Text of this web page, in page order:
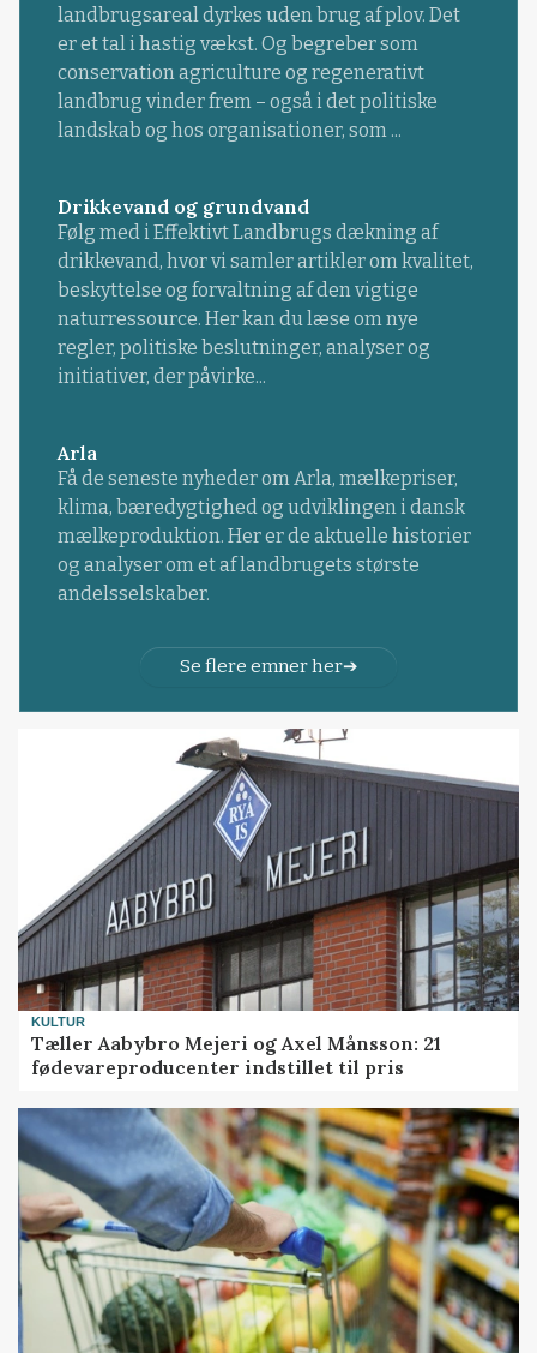
landbrugsareal dyrkes uden brug af plov. Det
er et tal i hastig vækst. Og begreber som
conservation agriculture og regenerativt
landbrug vinder frem – også i det politiske
landskab og hos organisationer, som ...
Drikkevand og grundvand
Følg med i Effektivt Landbrugs dækning af
drikkevand, hvor vi samler artikler om kvalitet,
beskyttelse og forvaltning af den vigtige
naturressource. Her kan du læse om nye
regler, politiske beslutninger, analyser og
initiativer, der påvirke...
Arla
Få de seneste nyheder om Arla, mælkepriser,
klima, bæredygtighed og udviklingen i dansk
mælkeproduktion. Her er de aktuelle historier
og analyser om et af landbrugets største
andelsselskaber.
Se flere emner her
KULTUR
Tæller Aabybro Mejeri og Axel Månsson: 21
fødevareproducenter indstillet til pris